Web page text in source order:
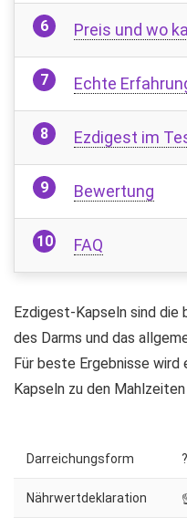
Preis und wo
Echte
Ezdigest im
Bewertung
FAQ
Ezdigest-Kapseln sind die
des Darms und das
Für beste Ergebnisse
Kapseln zu den Mahlzeiten
Darreichungsform
Nährwertdeklaration